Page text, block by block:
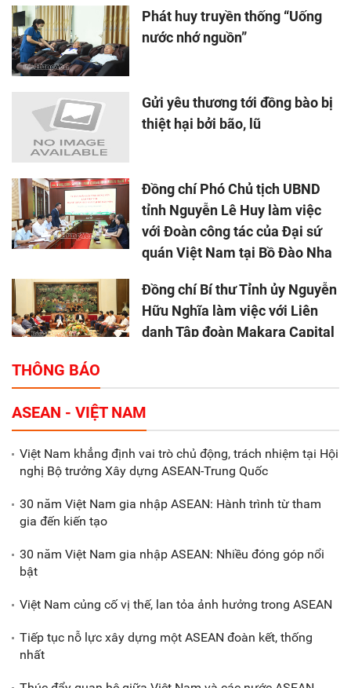
Phát huy truyền thống “Uống
nước nhớ nguồn”
Gửi yêu thương tới đồng bào bị
thiệt hại bởi bão, lũ
Đồng chí Phó Chủ tịch UBND
tỉnh Nguyễn Lê Huy làm việc
với Đoàn công tác của Đại sứ
quán Việt Nam tại Bồ Đào Nha
Đồng chí Bí thư Tỉnh ủy Nguyễn
Hữu Nghĩa làm việc với Liên
danh Tập đoàn Makara Capital
Tổng thu ngân sách nhà nước 9
tháng đầu năm 2025 đạt trên
70.600 tỷ đồng
Xã Nam Đông Hưng: Gặp mặt,
biểu dương các doanh nghiệp,
Gắn sản xuất với phát triển văn
THÔNG BÁO
ASEAN - VIỆT NAM
Việt Nam khẳng định vai trò chủ động, trách nhiệm tại Hội
nghị Bộ trưởng Xây dựng ASEAN-Trung Quốc
30 năm Việt Nam gia nhập ASEAN: Hành trình từ tham
gia đến kiến tạo
30 năm Việt Nam gia nhập ASEAN: Nhiều đóng góp nổi
bật
Việt Nam củng cố vị thế, lan tỏa ảnh hưởng trong ASEAN
Tiếp tục nỗ lực xây dựng một ASEAN đoàn kết, thống
nhất